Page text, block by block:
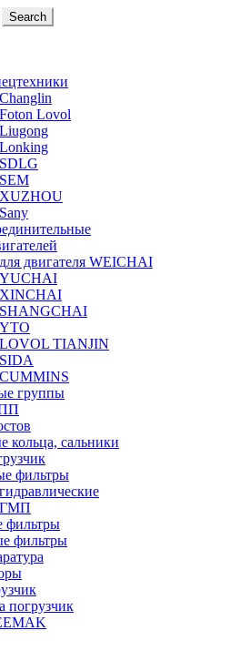
Search
Lovol
XUZHOU
двигателя WEICHAI
YUCHAI
XINCHAI
SHANGCHAI
LOVOL TIANJIN
группы
кольца, сальники
фильтры
ГМП
фильтры
фильтры